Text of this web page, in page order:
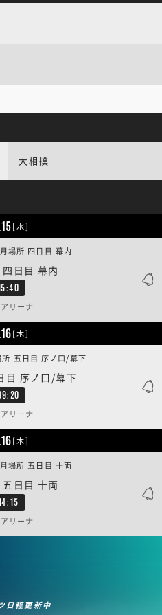
大相撲
[水]
日目 幕内
所 四日目 幕内
リーナ
[木]
目 序ノ口/幕下
五日目 序ノ口/幕下
リーナ
[木]
日目 十両
所 五日目 十両
リーナ
日程更新中